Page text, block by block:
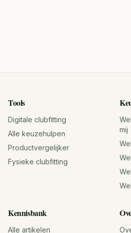
Tools
Digitale clubfitting
Alle keuzehulpen
Productvergelijker
Fysieke clubfitting
mij
Kennisbank
Alle artikelen